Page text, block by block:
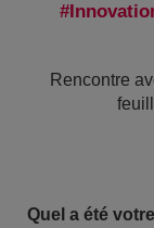
Rencontre
Quel a été